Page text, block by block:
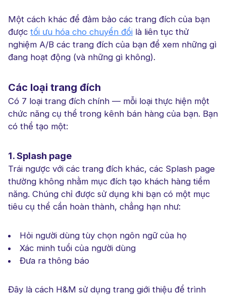
Một cách khác để đảm bảo các trang đích của bạn
được tối ưu hóa cho chuyển đổi là liên tục thử
nghiệm A/B các trang đích của bạn để xem những gì
đang hoạt động (và những gì không).
Các loại trang đích
Có 7 loại trang đích chính — mỗi loại thực hiện một
chức năng cụ thể trong kênh bán hàng của bạn. Bạn
có thể tạo một:
1. Splash page
Trái ngược với các trang đích khác, các Splash page
thường không nhằm mục đích tạo khách hàng tiềm
năng. Chúng chỉ được sử dụng khi bạn có một mục
tiêu cụ thể cần hoàn thành, chẳng hạn như:
Hỏi người dùng tùy chọn ngôn ngữ của họ
Xác minh tuổi của người dùng
Đưa ra thông báo
Đây là cách H&M sử dụng trang giới thiệu để trình